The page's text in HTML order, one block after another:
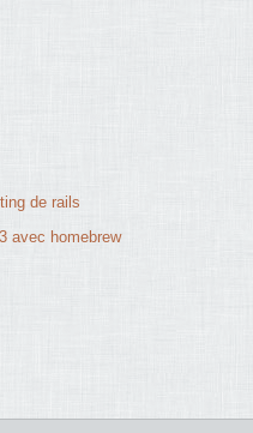
de rails
avec homebrew